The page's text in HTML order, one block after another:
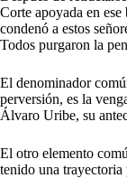
Corte apoyada en
condenó a estos
Todos purgaron la
El denominador
perversión, es la
Álvaro Uribe, su
El otro elemento
tenido una